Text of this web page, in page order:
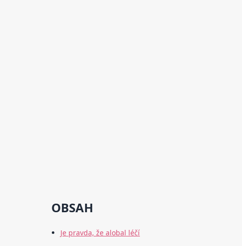
OBSAH
Je pravda, že alobal léčí